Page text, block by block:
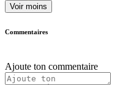
Voir moins
Commentaires
Ajoute ton commentaire